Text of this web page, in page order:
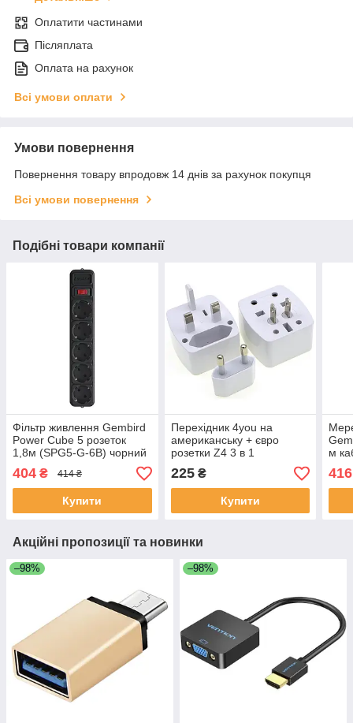
Оплатити частинами
Післяплата
Оплата на рахунок
Всі умови оплати
Умови повернення
Повернення товару впродовж 14 днів за рахунок покупця
Всі умови повернення
Подібні товари компанії
Фільтр живлення Gembird
Power Cube 5 розеток
1,8м (SPG5-G-6B) чорний
404 ₴ 414 ₴
Купити
Перехідник 4you на
американську + євро
розетки Z4 3 в 1
225₴
Купити
м
416
Акційні пропозиції та новинки
–98% –98%